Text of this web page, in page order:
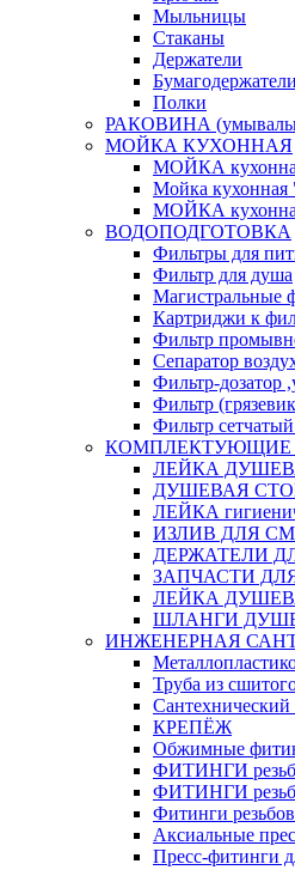
Мыльницы
Стаканы
Держатели
Бумагодержатели
Полки
РАКОВИНА
МОЙКА КУХОННАЯ
МОЙКА
Мойка кухонная
МОЙКА
ВОДОПОДГОТОВКА
Фильтры для
Фильтр для душа
Магистральные
Картриджи к
Фильтр
Сепаратор
Фильтр-дозатор
Фильтр
Фильтр
КОМПЛЕКТУЮЩИЕ
ЛЕЙКА
ДУШЕВАЯ
ЛЕЙКА
ИЗЛИВ ДЛЯ
ДЕРЖАТЕЛИ
ЗАПЧАСТИ
ЛЕЙКА
ШЛАНГИ
ИНЖЕНЕРНАЯ
Труба из
Сантехнический
КРЕПЁЖ
Обжимные
ФИТИНГИ
ФИТИНГИ
Фитинги
Аксиальные
Пресс-фитинги